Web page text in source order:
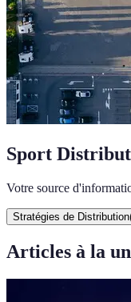
Sport
Votre source
Stratégies de Distribution
Articles à la